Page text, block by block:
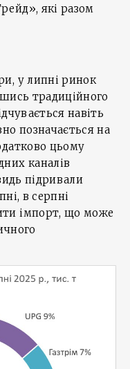
які разом
у липні ринок
традиційного
навіть
позначається на
цьому
каналів
підривали
в серпні
імпорт, що може